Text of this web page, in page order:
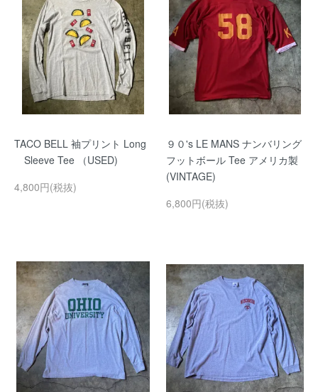
TACO BELL 袖プリント Long
Sleeve Tee （USED)
4,800円(税抜)
９０'s LE MANS ナンバリング
フットボール Tee アメリカ製
(VINTAGE)
6,800円(税抜)